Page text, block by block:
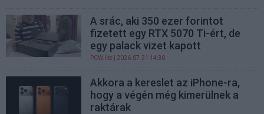
A srác, aki 350 ezer forintot
fizetett egy RTX 5070 Ti-ért, de
egy palack vizet kapott
PCW.lite | 2026.07.31 14:30
Akkora a kereslet az iPhone-ra,
hogy a végén még kimerülnek a
raktárak